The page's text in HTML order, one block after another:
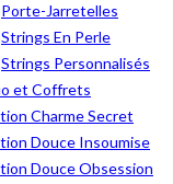
Porte-Jarretelles
Strings En Perle
Strings Personnalisés
et Coffrets
Charme Secret
Douce Insoumise
Douce Obsession